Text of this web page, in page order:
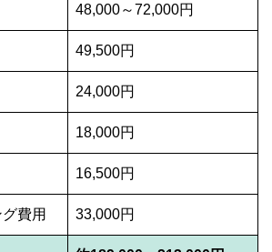
48,000～72,000円
49,500円
24,000円
18,000円
16,500円
費用 33,000円